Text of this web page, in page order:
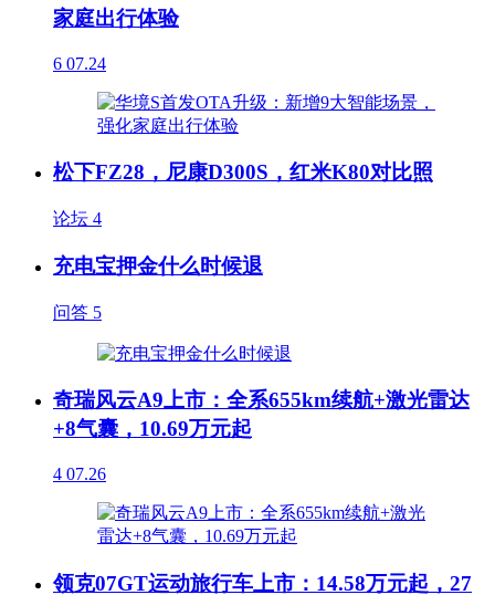
家庭出行体验
6 07.24
松下FZ28，尼康D300S，红米K80对比照
论坛 4
充电宝押金什么时候退
问答 5
奇瑞风云A9上市：全系655km续航+激光雷达
+8气囊，10.69万元起
4 07.26
领克07GT运动旅行车上市：14.58万元起，27